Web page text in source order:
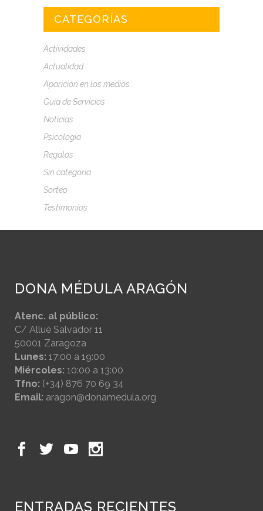
CATEGORÍAS
Actividades
Actualidad
Aparición en los medios
Guía de Servicios
Noticias
Psicología
Regalos
Sin categoría
Sorteo
Testimonios
DONA MÉDULA ARAGÓN
Atenc. al público:
C/ Allué Salvador 11
50001 Zaragoza
Lunes: 17:00 a 19:00
Miércoles: 10:00 a 13:00
Tfno: (+34) 876 70 69 34
Email: aragon@donamedula.org
ENTRADAS RECIENTES